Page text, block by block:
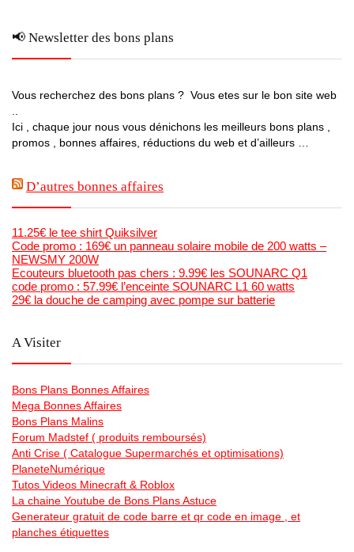
📢 Newsletter des bons plans
Vous recherchez des bons plans ? Vous etes sur le bon site web
Ici , chaque jour nous vous dénichons les meilleurs bons plans ,
promos , bonnes affaires, réductions du web et d’ailleurs …
D’autres bonnes affaires
11.25€ le tee shirt Quiksilver
Code promo : 169€ un panneau solaire mobile de 200 watts –
NEWSMY 200W
Ecouteurs bluetooth pas chers : 9.99€ les SOUNARC Q1
code promo : 57.99€ l’enceinte SOUNARC L1 60 watts
29€ la douche de camping avec pompe sur batterie
A Visiter
Bons Plans Bonnes Affaires
Mega Bonnes Affaires
Bons Plans Malins
Forum Madstef ( produits remboursés)
Anti Crise ( Catalogue Supermarchés et optimisations)
PlaneteNumérique
Tutos Videos Minecraft & Roblox
La chaine Youtube de Bons Plans Astuce
Generateur gratuit de code barre et qr code en image , et
planches étiquettes